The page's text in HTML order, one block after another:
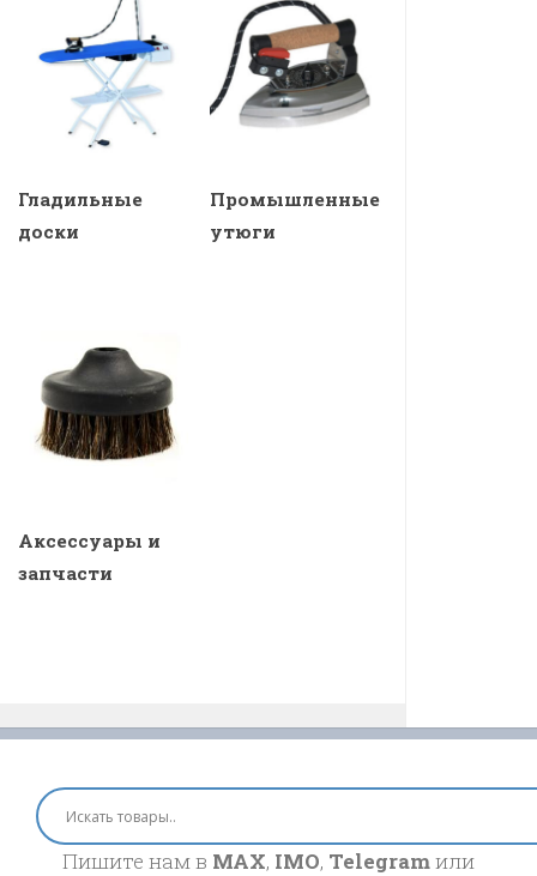
Гладильные
доски
Промышленные
утюги
Аксессуары и
запчасти
Пишите нам в MAX, IMO, Telegramили